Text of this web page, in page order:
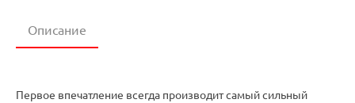
Описание
Первое впечатление всегда производит самый сильный